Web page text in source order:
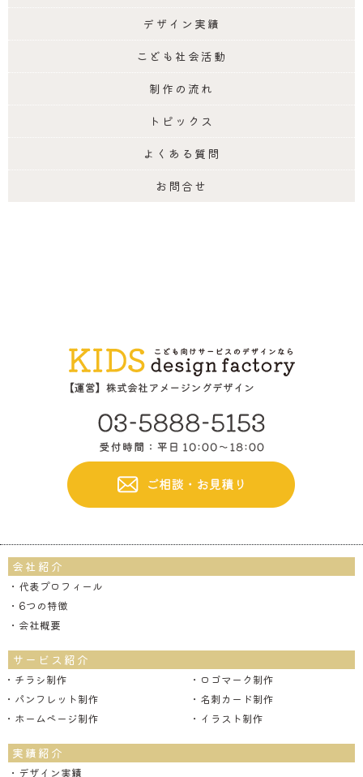
デザイン実績
こども社会活動
制作の流れ
トピックス
よくある質問
お問合せ
会社紹介
・代表プロフィール
・6つの特徴
・会社概要
サービス紹介
・チラシ制作
・パンフレット制作
・ホームページ制作
・ロゴマーク制作
・名刺カード制作
・イラスト制作
実績紹介
・デザイン実績